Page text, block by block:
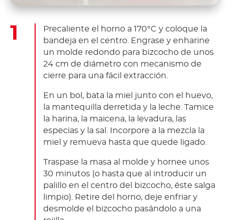
Precaliente el horno a 170°C y coloque la
bandeja en el centro. Engrase y enharine
un molde redondo para bizcocho de unos
24 cm de diámetro con mecanismo de
cierre para una fácil extracción.
En un bol, bata la miel junto con el huevo,
la mantequilla derretida y la leche. Tamice
la harina, la maicena, la levadura, las
especias y la sal. Incorpore a la mezcla la
miel y remueva hasta que quede ligado.
Traspase la masa al molde y hornee unos
30 minutos (o hasta que al introducir un
palillo en el centro del bizcocho, éste salga
limpio). Retire del horno, deje enfriar y
desmolde el bizcocho pasándolo a una